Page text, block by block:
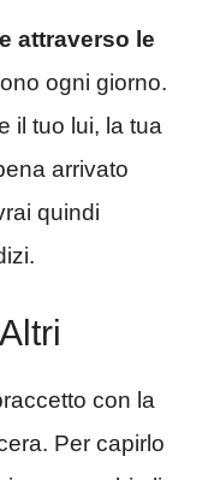
attraverso le
ogni giorno.
il tuo lui, la tua
arrivato
quindi
con la
Per capirlo